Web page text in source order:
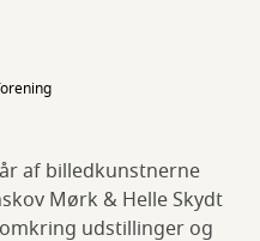
af billedkunstnerne
Mørk & Helle Skydt
udstillinger og